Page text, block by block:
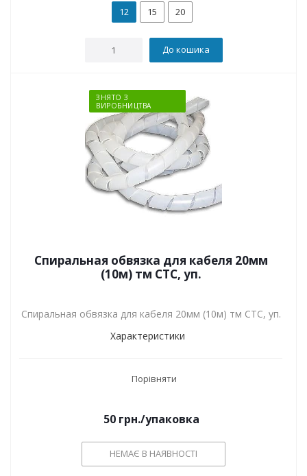
12 15 20
До кошика
ЗНЯТО З
ВИРОБНИЦТВА
Спиральная обвязка для кабеля 20мм
(10м) тм СТС, уп.
Спиральная обвязка для кабеля 20мм (10м) тм СТС, уп.
Характеристики
Порівняти
50грн./упаковка
НЕМАЄ В НАЯВНОСТІ